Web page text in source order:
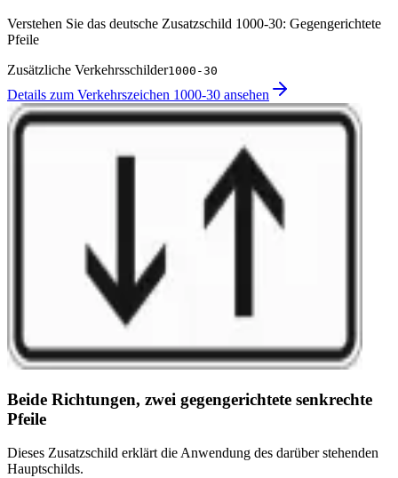
Verstehen Sie das deutsche Zusatzschild 1000-30: Gegengerichtete
Pfeile
Zusätzliche Verkehrsschilder1000-30
Details zum Verkehrszeichen 1000-30 ansehen
Beide Richtungen, zwei gegengerichtete senkrechte
Pfeile
Dieses Zusatzschild erklärt die Anwendung des darüber stehenden
Hauptschilds.